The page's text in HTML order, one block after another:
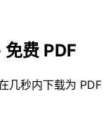
费 PDF
几秒内下载为 PDF